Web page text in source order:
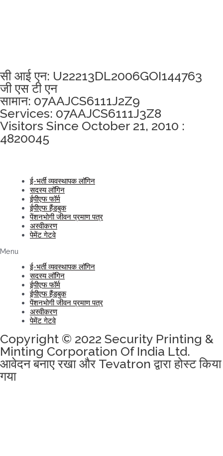
सी आई एन: U22213DL2006GOI144763
जी एस टी एन
सामान: 07AAJCS6111J2Z9
Services: 07AAJCS6111J3Z8
Visitors Since October 21, 2010 :
4820045
ई-भर्ती व्यवस्थापक लॉगिन
सदस्य लॉगिन
ईपीएफ फॉर्म
ईपीएफ हैंडबुक
पेंशनभोगी जीवन प्रमाण पत्र
अस्वीकरण
पेमेंट गेटवे
Menu
ई-भर्ती व्यवस्थापक लॉगिन
सदस्य लॉगिन
ईपीएफ फॉर्म
ईपीएफ हैंडबुक
पेंशनभोगी जीवन प्रमाण पत्र
अस्वीकरण
पेमेंट गेटवे
Copyright © 2022 Security Printing &
Minting Corporation Of India Ltd.
आवेदन बनाए रखा और Tevatron द्वारा होस्ट किया
गया